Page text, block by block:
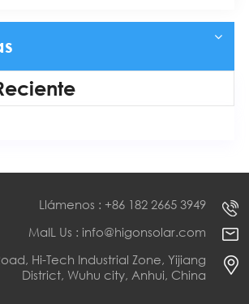
Llámenos : +86 182 2665 3949
MaIL Us : info@higonsolar.com
Hi-Tech Industrial Zone, Yijiang
District, Wuhu city, Anhui, China